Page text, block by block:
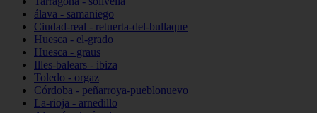
álava - samaniego
Ciudad-real - retuerta-del-bullaque
Huesca - el-grado
Huesca - graus
Illes-balears - ibiza
Toledo - orgaz
Córdoba - peñarroya-pueblonuevo
La-rioja - arnedillo